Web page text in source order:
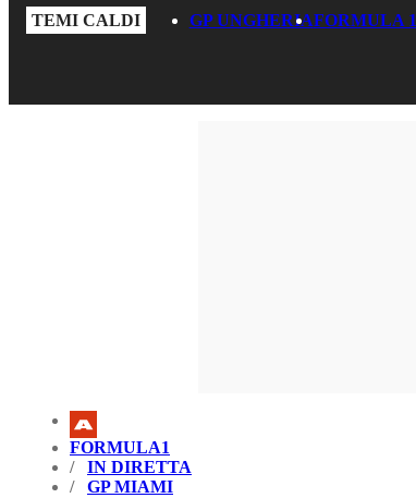
TEMI CALDI GP UNGHERIAFORMULA 1
FORMULA1
IN DIRETTA
GP MIAMI